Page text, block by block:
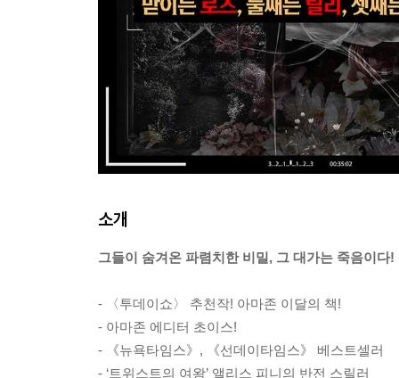
소개
그들이 숨겨온 파렴치한 비밀, 그 대가는 죽음이다!
- 〈투데이쇼〉 추천작! 아마존 이달의 책!
- 아마존 에디터 초이스!
- 《뉴욕타임스》, 《선데이타임스》 베스트셀러
- ‘트위스트의 여왕’ 앨리스 피니의 반전 스릴러